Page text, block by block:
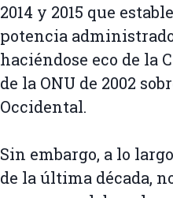
2014 y 2015 que
potencia
haciéndose eco de la
de la ONU de 2002
Occidental.
Sin embargo, a lo
de la última década,